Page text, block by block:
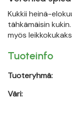
Kukkii heinä-
tähkämäisin
myös
Tuoteinfo
Tuoteryhmä:
Väri: